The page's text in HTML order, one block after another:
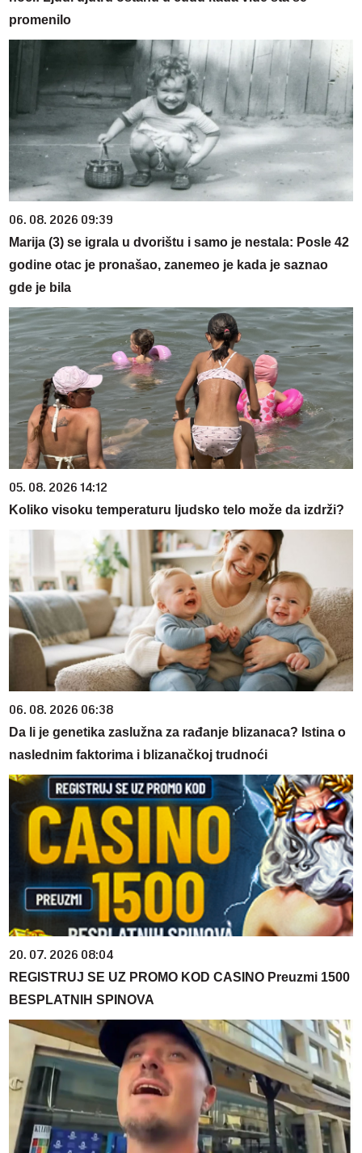
promenilo
06. 08. 2026 09:39
Marija (3) se igrala u dvorištu i samo je nestala: Posle 42
godine otac je pronašao, zanemeo je kada je saznao
gde je bila
05. 08. 2026 14:12
Koliko visoku temperaturu ljudsko telo može da izdrži?
06. 08. 2026 06:38
Da li je genetika zaslužna za rađanje blizanaca? Istina o
naslednim faktorima i blizanačkoj trudnoći
20. 07. 2026 08:04
REGISTRUJ SE UZ PROMO KOD CASINO Preuzmi 1500
BESPLATNIH SPINOVA